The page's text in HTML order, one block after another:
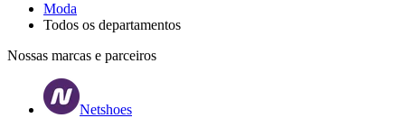
Moda
Todos os departamentos
Nossas marcas e parceiros
Netshoes